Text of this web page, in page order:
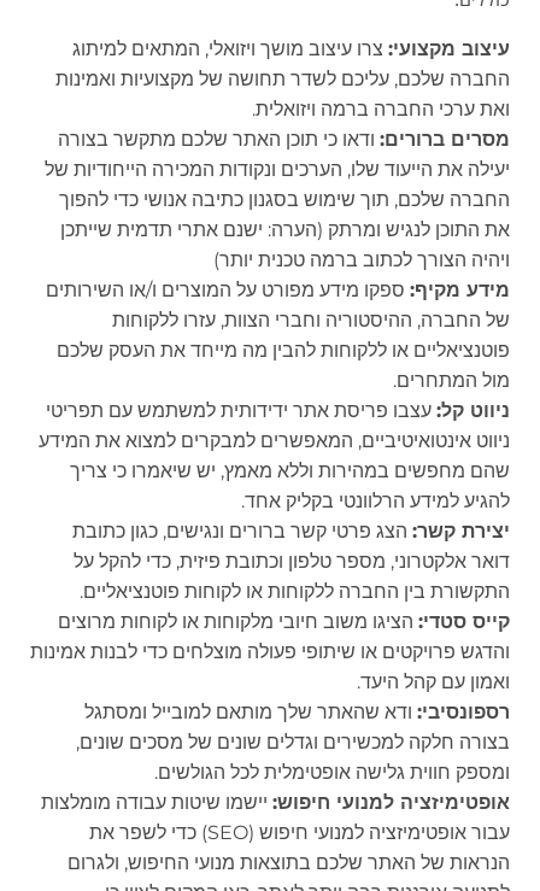
עיצוב מקצועי: צרו עיצוב מושך ויזואלי, המתאים למיתוג
החברה שלכם, עליכם לשדר תחושה של מקצועיות ואמינות
ואת ערכי החברה ברמה ויזואלית.
מסרים ברורים: ודאו כי תוכן האתר שלכם מתקשר בצורה
יעילה את הייעוד שלו, הערכים ונקודות המכירה הייחודיות של
החברה שלכם, תוך שימוש בסגנון כתיבה אנושי כדי להפוך
את התוכן לנגיש ומרתק (הערה: ישנם אתרי תדמית שייתכן
ויהיה הצורך לכתוב ברמה טכנית יותר)
מידע מקיף: ספקו מידע מפורט על המוצרים ו/או השירותים
של החברה, ההיסטוריה וחברי הצוות, עזרו ללקוחות
פוטנציאליים או ללקוחות להבין מה מייחד את העסק שלכם
מול המתחרים.
ניווט קל: עצבו פריסת אתר ידידותית למשתמש עם תפריטי
ניווט אינטואיטיביים, המאפשרים למבקרים למצוא את המידע
שהם מחפשים במהירות וללא מאמץ, יש שיאמרו כי צריך
להגיע למידע הרלוונטי בקליק אחד.
יצירת קשר: הצג פרטי קשר ברורים ונגישים, כגון כתובת
דואר אלקטרוני, מספר טלפון וכתובת פיזית, כדי להקל על
התקשורת בין החברה ללקוחות או לקוחות פוטנציאליים.
קייס סטדי: הציגו משוב חיובי מלקוחות או לקוחות מרוצים
והדגש פרויקטים או שיתופי פעולה מוצלחים כדי לבנות אמינות
ואמון עם קהל היעד.
רספונסיבי: ודא שהאתר שלך מותאם למובייל ומסתגל
בצורה חלקה למכשירים וגדלים שונים של מסכים שונים,
ומספק חווית גלישה אופטימלית לכל הגולשים.
אופטימיזציה למנועי חיפוש: יישמו שיטות עבודה מומלצות
עבור אופטימיזציה למנועי חיפוש (SEO) כדי לשפר את
הנראות של האתר שלכם בתוצאות מנועי החיפוש, ולגרום